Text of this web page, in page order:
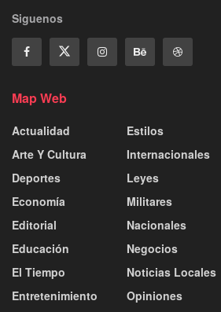
Siguenos
Map Web
Actualidad
Arte Y Cultura
Deportes
Economía
Editorial
Educación
El Tiempo
Entretenimiento
Estilos
Internacionales
Leyes
Militares
Nacionales
Negocios
Noticias Locales
Opiniones